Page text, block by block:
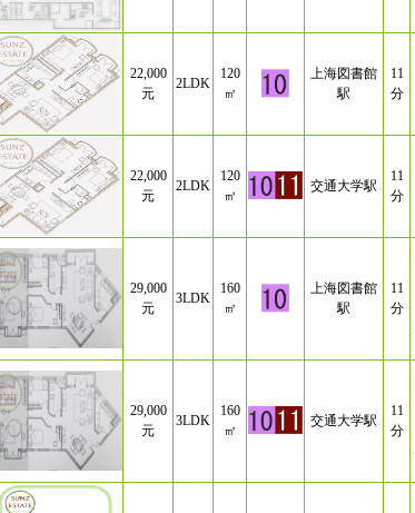
22,000
元
2LDK
120
㎡
上海図書館
駅
11
分
22,000
元
2LDK
120
㎡
交通大学駅
11
分
29,000
元
3LDK
160
㎡
上海図書館
駅
11
分
29,000
元
3LDK
160
㎡
交通大学駅
11
分